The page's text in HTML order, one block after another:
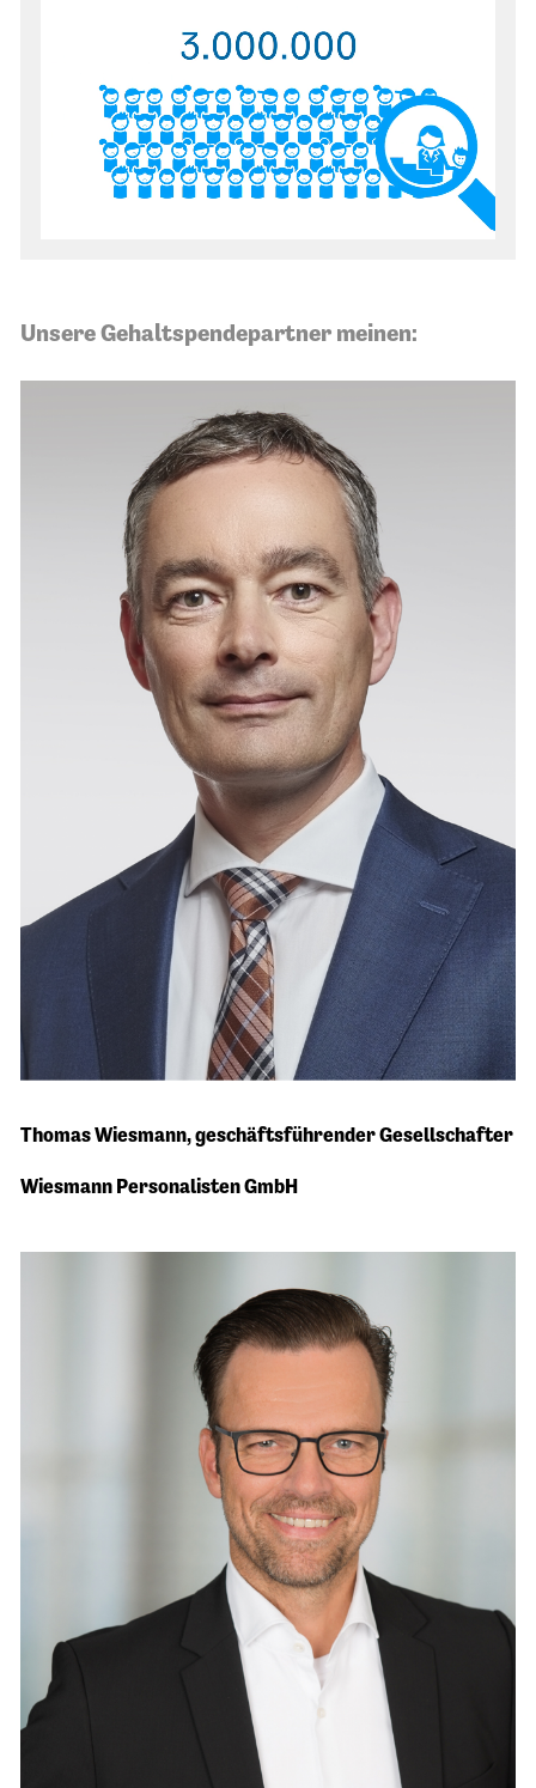
Unsere Gehaltspendepartner meinen:
"In unserem Beruf der Personalvermittlung dreht
sich alles ums Suchen und Finden. Mit
DEUTSCHLAND RUNDET AUF haben wir das
mittelständischen Unternehmen."
Thomas Wiesmann,geschäftsführender Gesellschafter
Wiesmann Personalisten GmbH